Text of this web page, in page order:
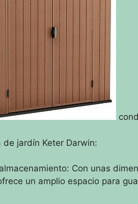
jardín Keter Darwin:
Con unas
un amplio espacio para